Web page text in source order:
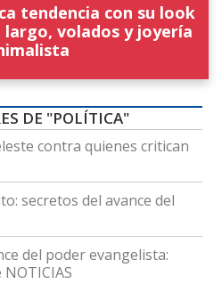
tendencia con su look
volados y joyería
DE "POLÍTICA"
contra quienes critican
secretos del avance del
del poder evangelista: